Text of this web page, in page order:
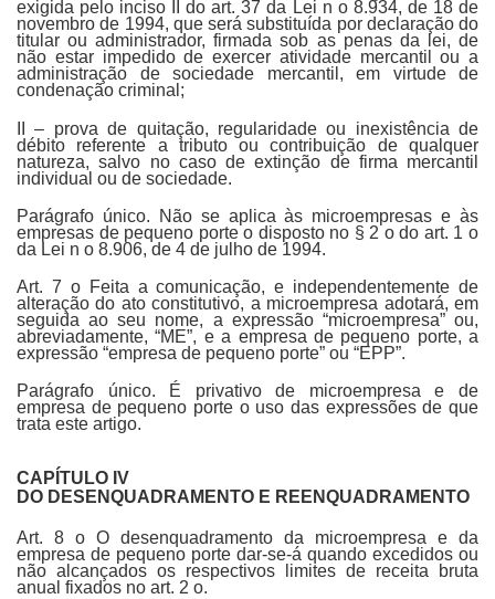
exigida pelo inciso II do art. 37 da Lei n o 8.934, de 18 de
novembro de 1994, que será substituída por declaração do
titular ou administrador, firmada sob as penas da lei, de
não estar impedido de exercer atividade mercantil ou a
administração de sociedade mercantil, em virtude de
condenação criminal;
II – prova de quitação, regularidade ou inexistência de
débito referente a tributo ou contribuição de qualquer
natureza, salvo no caso de extinção de firma mercantil
individual ou de sociedade.
Parágrafo único. Não se aplica às microempresas e às
empresas de pequeno porte o disposto no § 2 o do art. 1 o
da Lei n o 8.906, de 4 de julho de 1994.
Art. 7 o Feita a comunicação, e independentemente de
alteração do ato constitutivo, a microempresa adotará, em
seguida ao seu nome, a expressão “microempresa” ou,
abreviadamente, “ME”, e a empresa de pequeno porte, a
expressão “empresa de pequeno porte” ou “EPP”.
Parágrafo único. É privativo de microempresa e de
empresa de pequeno porte o uso das expressões de que
trata este artigo.
CAPÍTULO IV
DO DESENQUADRAMENTO E REENQUADRAMENTO
Art. 8 o O desenquadramento da microempresa e da
empresa de pequeno porte dar-se-á quando excedidos ou
não alcançados os respectivos limites de receita bruta
anual fixados no art. 2 o.